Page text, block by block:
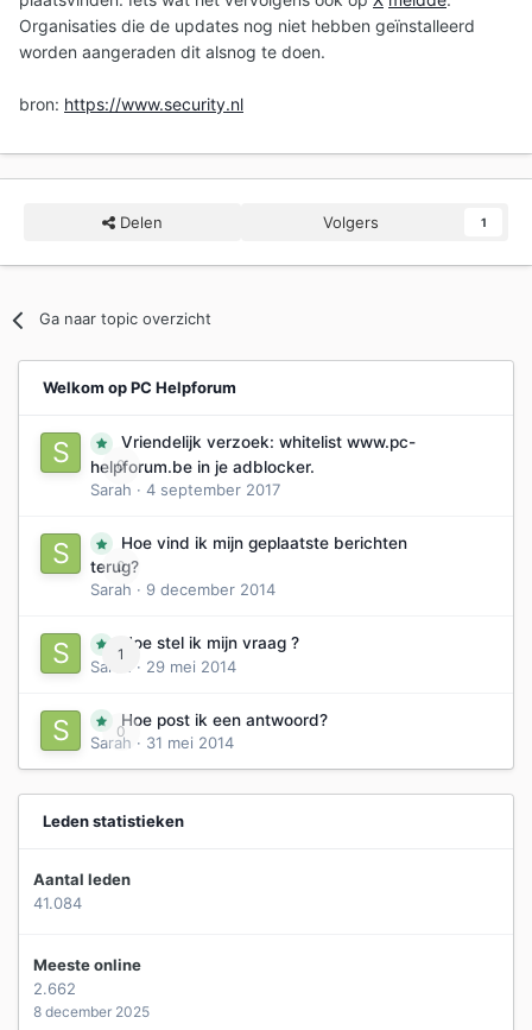
Organisaties die de updates nog niet hebben geïnstalleerd
worden aangeraden dit alsnog te doen.
bron: https://www.security.nl
Delen Volgers 1
Ga naar topic overzicht
Welkom op PC Helpforum
0
Vriendelijk verzoek: whitelist www.pc-
helpforum.be in je adblocker.
Sarah · 4 september 2017
0
Hoe vind ik mijn geplaatste berichten
terug?
Sarah · 9 december 2014
1
Hoe stel ik mijn vraag ?
Sarah
· 29 mei 2014
0
Hoe post ik een antwoord?
Sarah · 31 mei 2014
Leden statistieken
Aantal leden
41.084
Meeste online
2.662
8 december 2025